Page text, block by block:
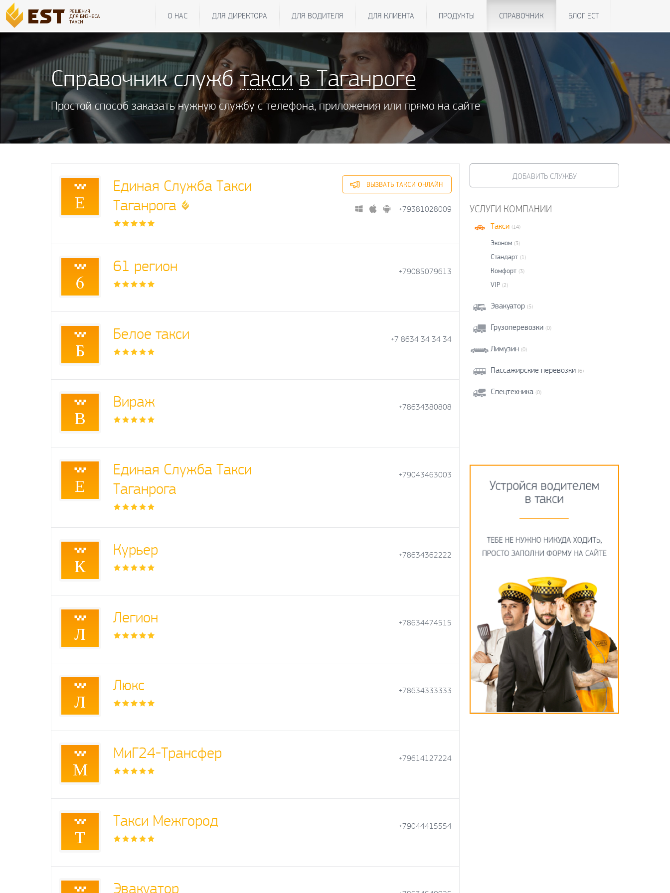
О НАС ДЛЯ ДИРЕКТОРА ДЛЯ ВОДИТЕЛЯ ДЛЯ КЛИЕНТА ПРОДУКТЫ СПРАВОЧНИК БЛОГ ЕСТ
Справочник службтакси в Таганроге
Простой способ заказать нужную службу с телефона, приложения или прямо на сайте
Е
Единая Служба Такси
Таганрога
ВЫЗВАТЬ ТАКСИ ОНЛАЙН
+79381028009
6
61 регион +79085079613
Б
Белое такси +7 8634 34 34 34
В
Вираж +78634380808
Е
Единая Служба Такси
Таганрога
+79043463003
К
Курьер +78634362222
Л
Легион +78634474515
Л
Люкс +78634333333
М
МиГ24-Трансфер +79614127224
Т
Такси Межгород +79044415554
Эвакуатор
ДОБАВИТЬ СЛУЖБУ
УСЛУГИ КОМПАНИИ
Такси (14)
Эконом (3)
Стандарт (1)
Комфорт (3)
VIP (2)
Эвакуатор (5)
Грузоперевозки (0)
Лимузин (0)
Пассажирские перевозки (6)
Спецтехника (0)